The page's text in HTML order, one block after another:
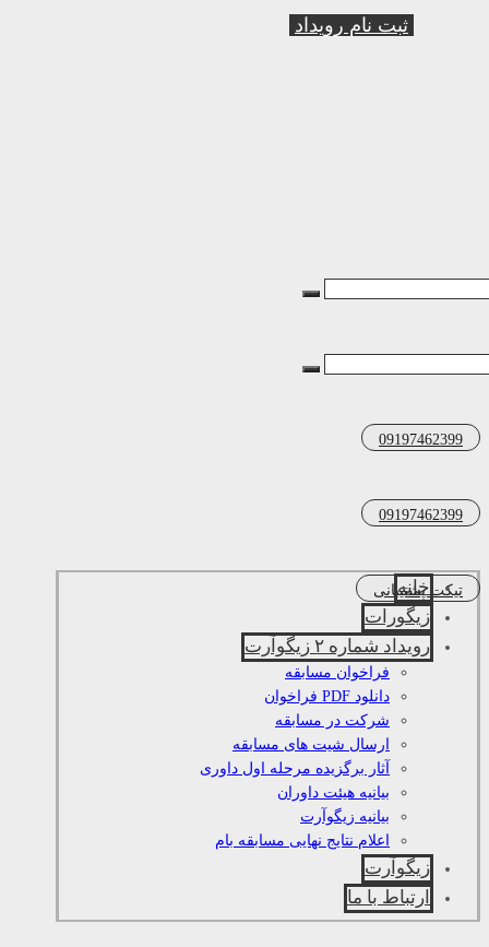
ثبت نام رویداد
09197462399
09197462399
تیکت پشتیبانی
خانه
زیگورات
رویداد شماره ۲ زیگوآرت
فراخوان مسابقه
دانلود PDF فراخوان
شرکت در مسابقه
ارسال شیت های مسابقه
آثار برگزیده مرحله اول داوری
بیانیه هیئت داوران
بیانیه زیگوآرت
اعلام نتایج نهایی مسابقه بام
زیگوآرت
ارتباط با ما